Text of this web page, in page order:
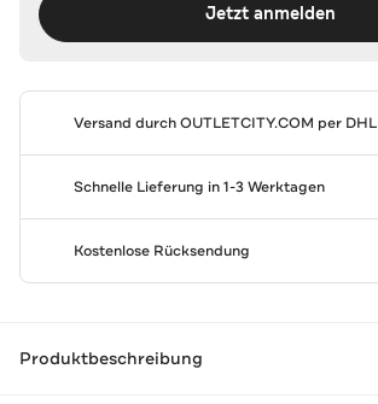
Jetzt anmelden
Versand durchOUTLETCITY.COM per DHL
Schnelle Lieferung in 1-3 Werktagen
Kostenlose Rücksendung
Produktbeschreibung